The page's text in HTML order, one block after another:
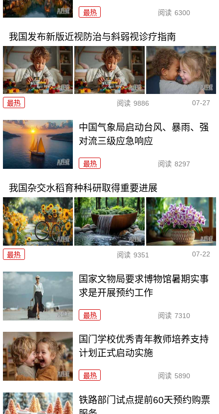
最热 阅读 6300
我国发布新版近视防治与斜弱视诊疗指南
最热 阅读 9886 07-27
中国气象局启动台风、暴雨、强
对流三级应急响应
最热 阅读 8297
我国杂交水稻育种科研取得重要进展
最热 阅读 9351 07-22
国家文物局要求博物馆暑期实事
求是开展预约工作
最热 阅读 7310
国门学校优秀青年教师培养支持
计划正式启动实施
最热 阅读 5890
铁路部门试点提前60天预约购票